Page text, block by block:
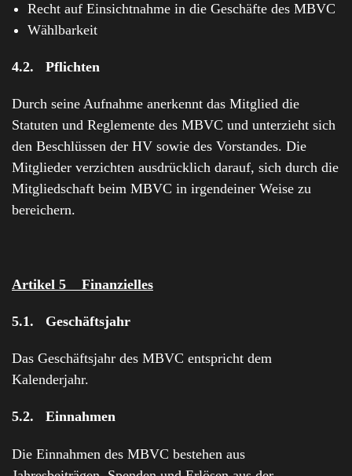
Recht auf Einsichtnahme in die Geschäfte des MBVC
Wählbarkeit
4.2. Pflichten
Durch seine Aufnahme anerkennt das Mitglied die
Statuten und Reglemente des MBVC und unterzieht sich
den Beschlüssen der HV sowie des Vorstandes. Die
Mitglieder verzichten ausdrücklich darauf, sich durch die
Mitgliedschaft beim MBVC in irgendeiner Weise zu
bereichern.
Artikel 5 Finanzielles
5.1. Geschäftsjahr
Das Geschäftsjahr des MBVC entspricht dem
Kalenderjahr.
5.2. Einnahmen
Die Einnahmen des MBVC bestehen aus